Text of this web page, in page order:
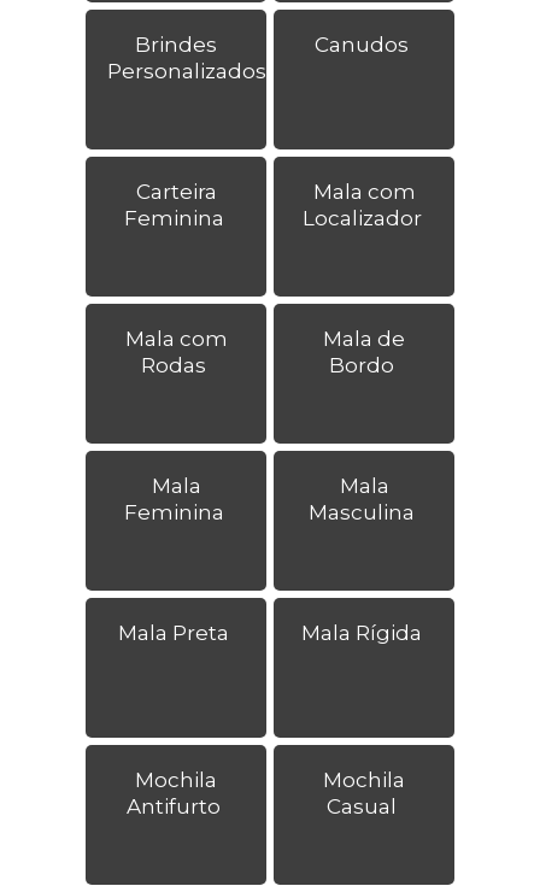
Brindes
Personalizados
Canudos
Carteira
Feminina
Mala com
Localizador
Mala com
Rodas
Mala de
Bordo
Mala
Feminina
Mala
Masculina
Mala Preta Mala Rígida
Mochila
Antifurto
Mochila
Casual